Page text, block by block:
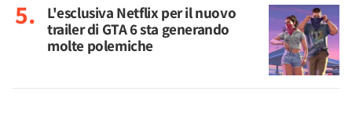
L'esclusiva Netflix per il nuovo
trailer di GTA 6 sta generando
molte polemiche